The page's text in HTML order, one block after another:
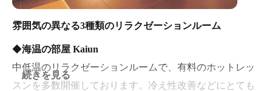
雰囲気の異なる3種類のリラクゼーションルーム
◆海温の部屋 Kaiun
中低温のリラクゼーションルームで、有料のホットレッ
スンを多数開催しております。冷え性改善などにとても
続きを見る